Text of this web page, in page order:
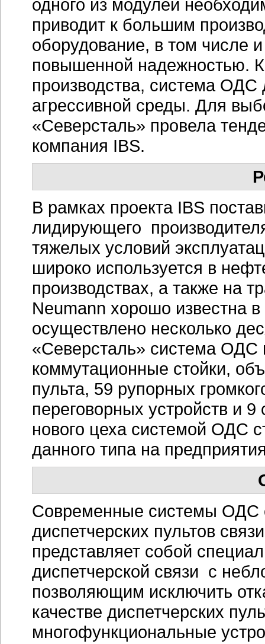
одного из модулей
приводит к большим
оборудование, в том числе
повышенной надежностью.
производства, система
агрессивной среды. Для
«Северсталь» провела
компания IBS.
В рамках проекта IBS
лидирующего
тяжелых условий
широко используется в
производствах, а также на
Neumann хорошо известна
осуществлено несколько
«Северсталь» система ОДС
коммутационные стойки,
пульта, 59 рупорных
переговорных устройств и
нового цеха системой ОДС
данного типа на
Современные системы ОДС
диспетчерских пультов
представляет собой
диспетчерской связи с
позволяющим исключить
качестве диспетчерских
многофункциональные